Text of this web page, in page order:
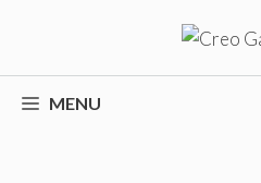
o
conteúdoMENU